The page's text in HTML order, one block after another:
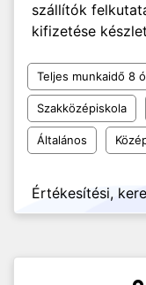
szállítók
kifizetése
Teljes munkaidő 8
Szakközépiskola
Általános
Értékesítési,